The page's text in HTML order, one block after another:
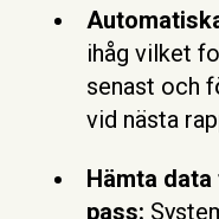
ihåg vilket
senast och
vid nästa
Hämta
pass: